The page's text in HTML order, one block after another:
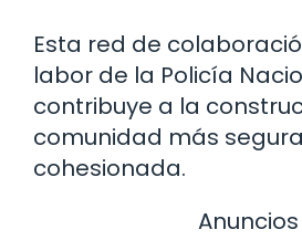
Esta red de
labor de la Policía
contribuye a la
comunidad más
cohesionada.
Anuncios